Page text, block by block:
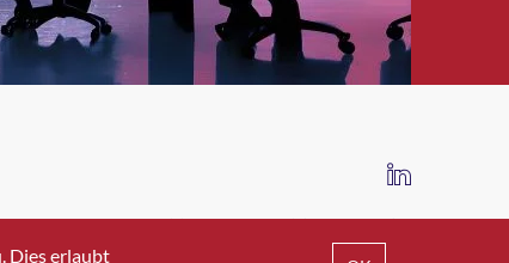
IMPRESSUM DATENSCHUTZ AGB
Dies erlaubt